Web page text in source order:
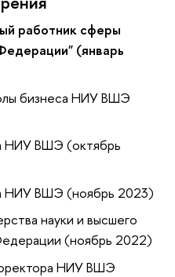
работник сферы
(январь
бизнеса НИУ ВШЭ
НИУ ВШЭ (октябрь
НИУ ВШЭ (ноябрь 2023)
науки и высшего
(ноябрь 2022)
НИУ ВШЭ